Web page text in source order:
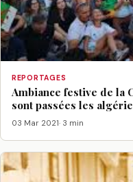
REPORTAGES
Ambiance festive de la
sont passées les
03 Mar 2021· 3 min